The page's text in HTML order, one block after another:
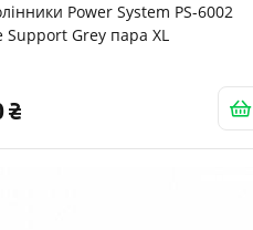
Power System PS-6002
Support Grey пара XL